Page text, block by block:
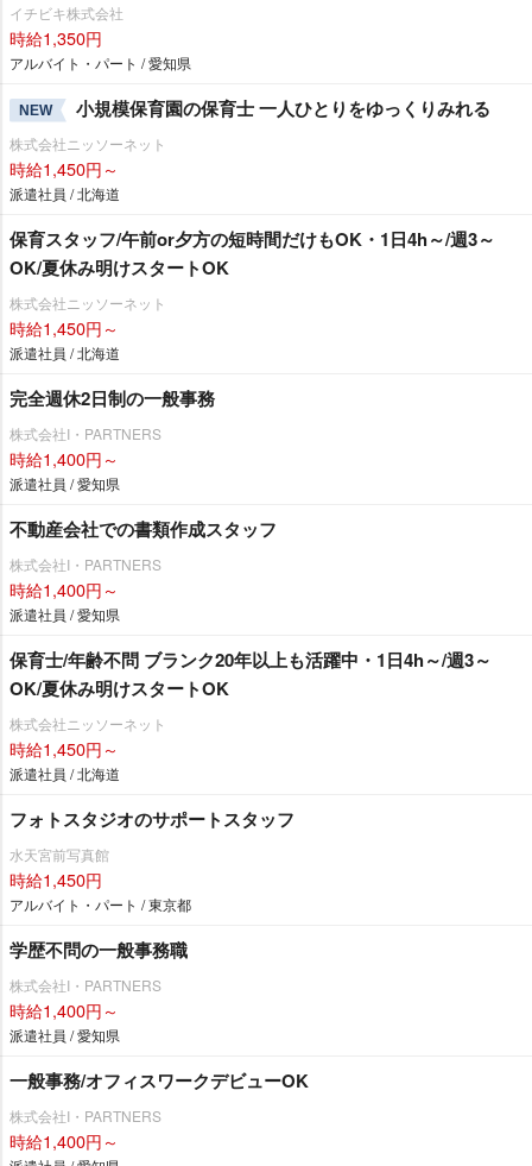
イチビキ株式会社
時給1,350円
アルバイト・パート / 愛知県
NEW 小規模保育園の保育士 一人ひとりをゆっくりみれる
株式会社ニッソーネット
時給1,450円～
派遣社員 / 北海道
保育スタッフ/午前or夕方の短時間だけもOK・1日4h～/週3～
OK/夏休み明けスタートOK
株式会社ニッソーネット
時給1,450円～
派遣社員 / 北海道
完全週休2日制の一般事務
株式会社I・PARTNERS
時給1,400円～
派遣社員 / 愛知県
不動産会社での書類作成スタッフ
株式会社I・PARTNERS
時給1,400円～
派遣社員 / 愛知県
保育士/年齢不問 ブランク20年以上も活躍中・1日4h～/週3～
OK/夏休み明けスタートOK
株式会社ニッソーネット
時給1,450円～
派遣社員 / 北海道
フォトスタジオのサポートスタッフ
水天宮前写真館
時給1,450円
アルバイト・パート / 東京都
学歴不問の一般事務職
株式会社I・PARTNERS
時給1,400円～
派遣社員 / 愛知県
一般事務/オフィスワークデビューOK
株式会社I・PARTNERS
時給1,400円～